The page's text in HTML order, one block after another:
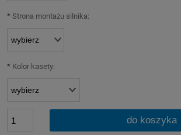
* Strona montażu silnika:
* Kolor kasety:
do koszyka